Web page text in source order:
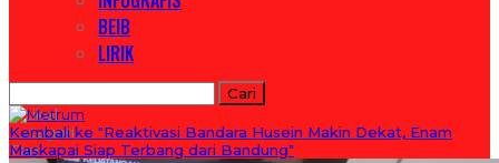
BEIB
LIRIK
Artikel
Kategori
Tag
Kembali ke "Reaktivasi Bandara Husein Makin Dekat, Enam
Maskapai Siap Terbang dari Bandung"